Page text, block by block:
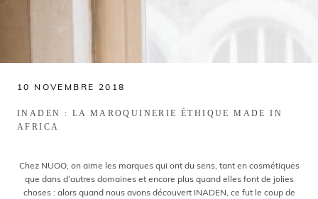
10 NOVEMBRE 2018
INADEN : LA MAROQUINERIE ÉTHIQUE MADE IN
AFRICA
Chez NUOO, on aime les marques qui ont du sens, tant en cosmétiques
que dans d’autres domaines et encore plus quand elles font de jolies
choses : alors quand nous avons découvert INADEN, ce fut le coup de